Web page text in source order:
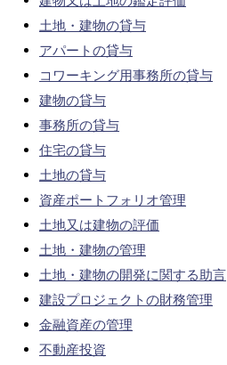
土地・建物の貸与
アパートの貸与
コワーキング用事務所の貸与
建物の貸与
事務所の貸与
住宅の貸与
土地の貸与
資産ポートフォリオ管理
土地又は建物の評価
土地・建物の管理
土地・建物の開発に関する助言
建設プロジェクトの財務管理
金融資産の管理
不動産投資